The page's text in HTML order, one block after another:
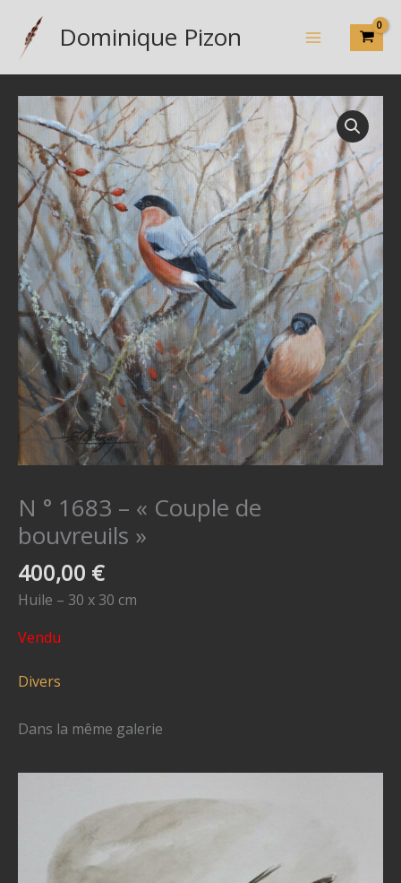
contenu
Dominique Pizon
N ° 1683 – « Couple de
bouvreuils »
400,00 €
Huile – 30 x 30 cm
Vendu
Divers
Dans la même galerie